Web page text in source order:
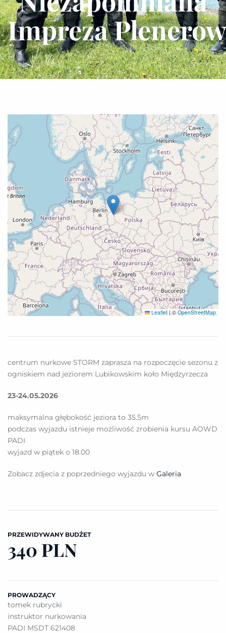
Impreza
Leaflet |©OpenStreetMap
centrum nurkowe STORM zaprasza na rozpoczęcie sezonu z
ogniskiem nad jeziorem Lubikowskim koło Międzyrzecza
23-24.05.2026
maksymalna głębokość jeziora to 35.5m
podczas wyjazdu istnieje możliwość zrobienia kursu AOWD
PADI
wyjazd w piątek o 18.00
Zobacz zdjecia z poprzedniego wyjazdu w Galeria
PRZEWIDYWANY BUDŻET
340 PLN
PROWADZĄCY
tomek rubrycki
instruktor nurkowania
PADI MSDT 621408